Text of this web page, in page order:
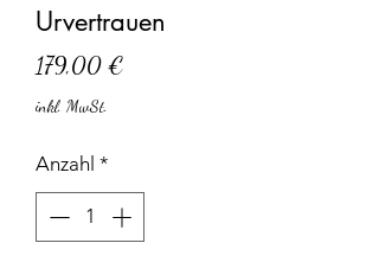
Urvertrauen
179,00 €
inkl. MwSt.
Anzahl *